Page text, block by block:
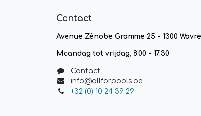
Contact
Avenue Zénobe Gramme 25 - 1300 Wavre
Maandag tot vrijdag, 8.00 - 17.30
Contact
info@allforpools.be
+32 (0) 10 24 39 29